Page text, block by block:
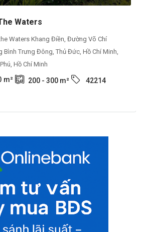
Waters
Waters Khang Điền, Đường Võ Chí
Bình Trưng Đông, Thủ Đức, Hồ Chí Minh,
Hồ Chí Minh
m² 200 - 300m² 42214